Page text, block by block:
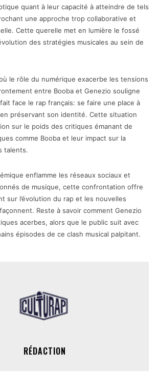
quant à leur capacité à atteindre de tels
une approche trop collaborative et
Cette querelle met en lumière le fossé
des stratégies musicales au sein de
le rôle du numérique exacerbe les tensions
entre Booba et Genezio souligne
face le rap français: se faire une place à
préservant son identité. Cette situation
sur le poids des critiques émanant de
comme Booba et leur impact sur la
talents.
enflamme les réseaux sociaux et
de musique, cette confrontation offre
sur l’évolution du rap et les nouvelles
Reste à savoir comment Genezio
acerbes, alors que le public suit avec
épisodes de ce clash musical palpitant.
RÉDACTION